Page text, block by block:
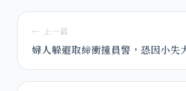
← 上一篇
婦人躲避取締衝撞員警，恐因小失